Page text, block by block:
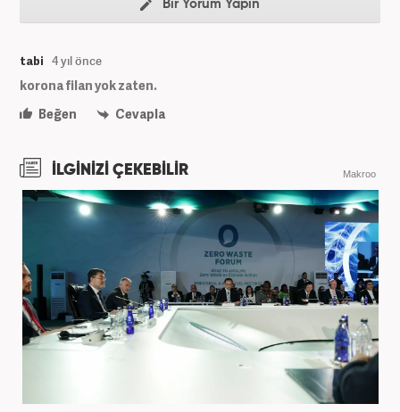
Bir Yorum Yapın
tabi 4 yıl önce
korona filan yok zaten.
Beğen
Cevapla
İLGİNİZİ ÇEKEBİLİR Makroo